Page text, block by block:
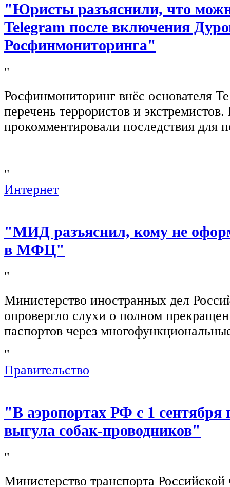
"Юристы разъяснили, что
Telegram после включения
Росфинмониторинга"
"
Росфинмониторинг внёс основателя
перечень террористов и
прокомментировали последствия для
"
Интернет
"МИД разъяснил, кому не
в МФЦ"
"
Министерство иностранных дел
опровергло слухи о полном
паспортов через
"
Правительство
"В аэропортах РФ с 1 сентября
выгула собак-проводников"
"
Министерство транспорта